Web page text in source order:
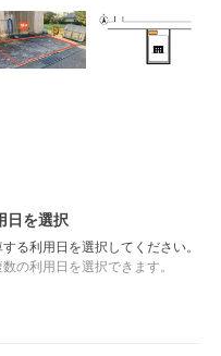
日を選択
る利用日を選択してください。
の利用日を選択できます。